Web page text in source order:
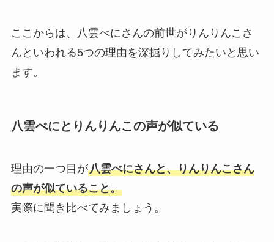
ここからは、八雲べにさんの前世がりんりんこさ
んといわれる5つの理由を深掘りしてみたいと思い
ます。
八雲べにとりんりんこの声が似ている
理由の一つ目が八雲べにさんと、りんりんこさん
の声が似ていること。
実際に聞き比べてみましょう。